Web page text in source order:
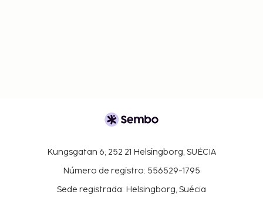
Kungsgatan 6, 252 21 Helsingborg, SUÉCIA
Número de registro: 556529-1795
Sede registrada: Helsingborg, Suécia